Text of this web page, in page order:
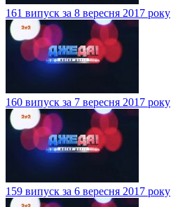
161 випуск за 8 вересня 2017 року
160 випуск за 7 вересня 2017 року
159 випуск за 6 вересня 2017 року